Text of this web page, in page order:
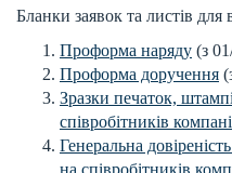
Бланки заявок та листів для
Проформа наряду (з
Проформа доручення
Зразки печаток,
співробітників
Генеральна
на співробітників